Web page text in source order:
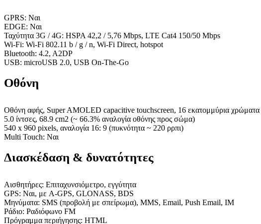
GPRS: Ναι
EDGE: Ναι
Ταχύτητα 3G / 4G: HSPA 42,2 / 5,76 Mbps, LTE Cat4 150/50 Mbps
Wi-Fi: Wi-Fi 802.11 b / g / n, Wi-Fi Direct, hotspot
Bluetooth: 4.2, A2DP
USB: microUSB 2.0, USB On-The-Go
Οθόνη
Οθόνη αφής, Super AMOLED capacitive touchscreen, 16 εκατομμύρια χρώματα
5.0 ίντσες, 68.9 cm2 (~ 66.3% αναλογία οθόνης προς σώμα)
540 x 960 pixels, αναλογία 16: 9 (πυκνότητα ~ 220 ρρπι)
Multi Touch: Ναι
Διασκέδαση & δυνατότητες
Αισθητήρες: Επιταχυνσιόμετρο, εγγύτητα
GPS: Ναι, με A-GPS, GLONASS, BDS
Μηνύματα: SMS (προβολή με σπείρωμα), MMS, Email, Push Email, IM
Ράδιο: Ραδιόφωνο FM
Πρόγραμμα περιήγησης: HTML